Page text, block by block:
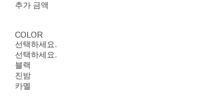
추가 금액
COLOR
선택하세요.
선택하세요.
블랙
진밤
카멜